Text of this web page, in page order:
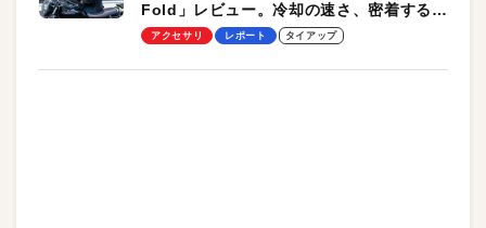
Fold」レビュー。冷却の速さ、密着する冷
却プレート、シンプルな操作性がグッド！
アクセサリ レポート タイアップ